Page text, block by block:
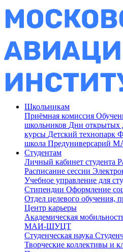
Школьникам
Приёмная комиссия
школьников Дни открытых
курсы Детский технопарк
школа Предуниверсарий
Студентам
Личный кабинет студента
Расписание сессии
Учебное управление для
Стипендии Оформление
Отдел целевого обучения,
Центр карьеры
Академическая
МАИ-ШУЦТ
Студенческая наука
Творческие коллективы и